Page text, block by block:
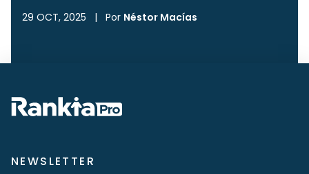
29 OCT, 2025 | Por Néstor Macías
NEWSLETTER